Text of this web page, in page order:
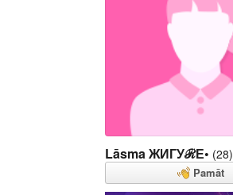
Lāsma ЖИГУℛЕ• (28)
Pamāt